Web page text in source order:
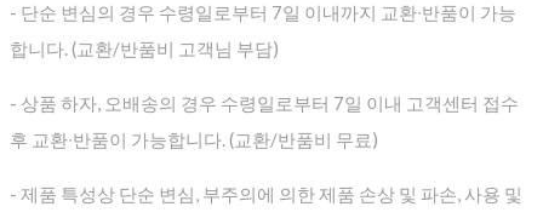
- 단순 변심의 경우 수령일로부터 7일 이내까지 교환∙반품이 가능
합니다. (교환/반품비 고객님 부담)
- 상품 하자, 오배송의 경우 수령일로부터 7일 이내 고객센터 접수
후 교환∙반품이 가능합니다. (교환/반품비 무료)
- 제품 특성상 단순 변심, 부주의에 의한 제품 손상 및 파손, 사용 및